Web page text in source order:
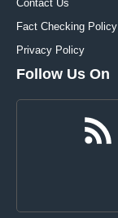
Contact Us
Fact Checking Policy
Privacy Policy
Follow Us On